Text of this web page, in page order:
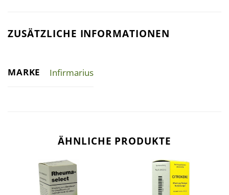
ZUSÄTZLICHE INFORMATIONEN
MARKE Infirmarius
ÄHNLICHE PRODUKTE